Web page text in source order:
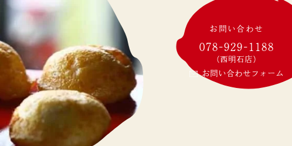
お問い合わせ
078-929-1188
(西明石店)
お問い合わせフォーム